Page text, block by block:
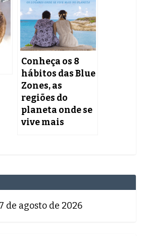
Conheça os 8
hábitos das Blue
Zones, as
regiões do
planeta onde se
vive mais
de agosto de 2026